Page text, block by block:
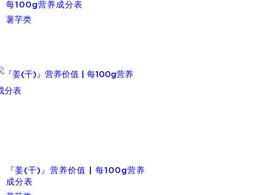
每100g营养成分表
薯芋类
『姜(干)』营养价值 | 每100g营养
成分表